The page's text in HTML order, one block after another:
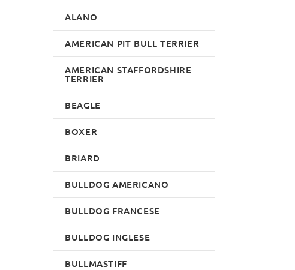
ALANO
AMERICAN PIT BULL TERRIER
AMERICAN STAFFORDSHIRE
TERRIER
BEAGLE
BOXER
BRIARD
BULLDOG AMERICANO
BULLDOG FRANCESE
BULLDOG INGLESE
BULLMASTIFF